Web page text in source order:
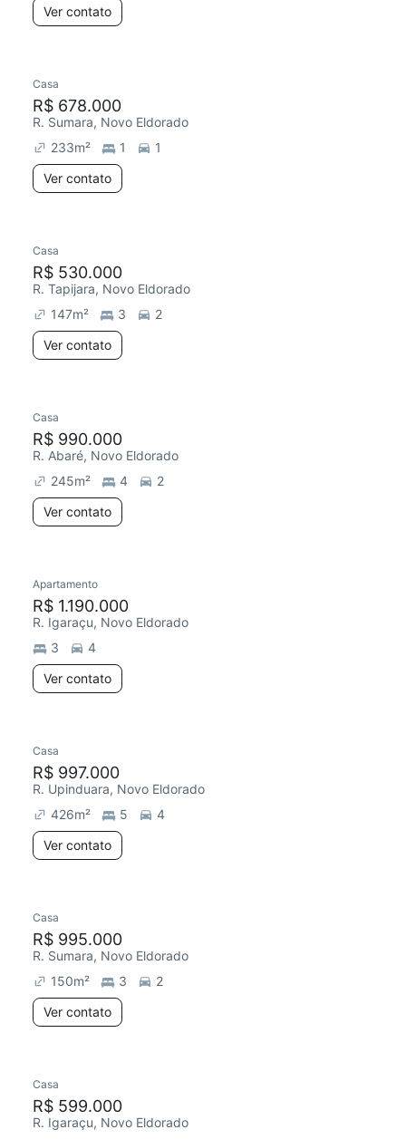
Ver contato
Casa
R$ 678.000
R. Sumara, Novo Eldorado
233m² 1
1
Ver contato
Casa
R$ 530.000
R. Tapijara, Novo Eldorado
147m² 3
2
Ver contato
Casa
R$ 990.000
R. Abaré, Novo Eldorado
245m² 4
2
Ver contato
Redecorar
Apartamento
R$ 1.190.000
R. Igaraçu, Novo Eldorado
3
4
Ver contato
Casa
R$ 997.000
R. Upinduara, Novo Eldorado
426m² 5
4
Ver contato
Casa
R$ 995.000
R. Sumara, Novo Eldorado
150m² 3
2
Ver contato
Casa
R$ 599.000
R. Igaraçu, Novo Eldorado